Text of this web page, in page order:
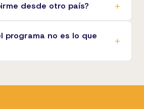
desde otro país?
programa no es lo que